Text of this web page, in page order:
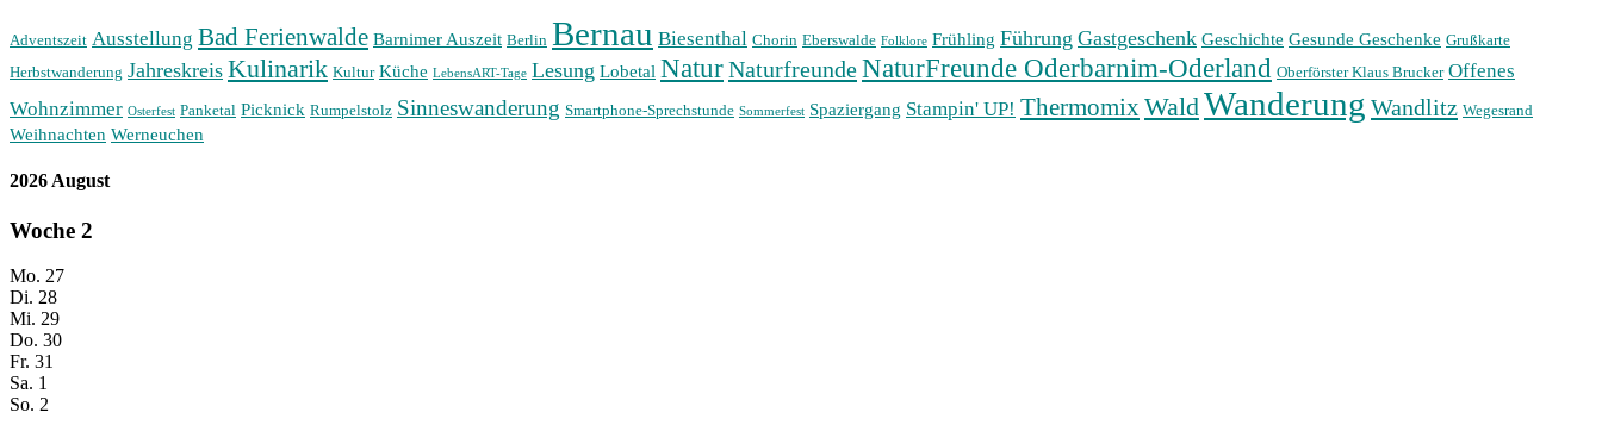
Adventszeit Ausstellung Bad Ferienwalde Barnimer Auszeit Berlin Bernau Biesenthal Chorin Eberswalde Folklore Frühling Führung Gastgeschenk Geschichte Gesunde Geschenke Grußkarte
Herbstwanderung Jahreskreis Kulinarik Kultur Küche LebensART-Tage Lesung Lobetal NaturNaturfreundeNaturFreunde Oderbarnim-Oderland Oberförster Klaus Brucker Offenes
Wohnzimmer Osterfest Panketal Picknick Rumpelstolz Sinneswanderung Smartphone-Sprechstunde Sommerfest Spaziergang Stampin' UP! ThermomixWaldWanderung Wandlitz Wegesrand
Weihnachten Werneuchen
2026 August
Woche 2
Mo. 27
Di. 28
Mi. 29
Do. 30
Fr. 31
Sa. 1
So. 2